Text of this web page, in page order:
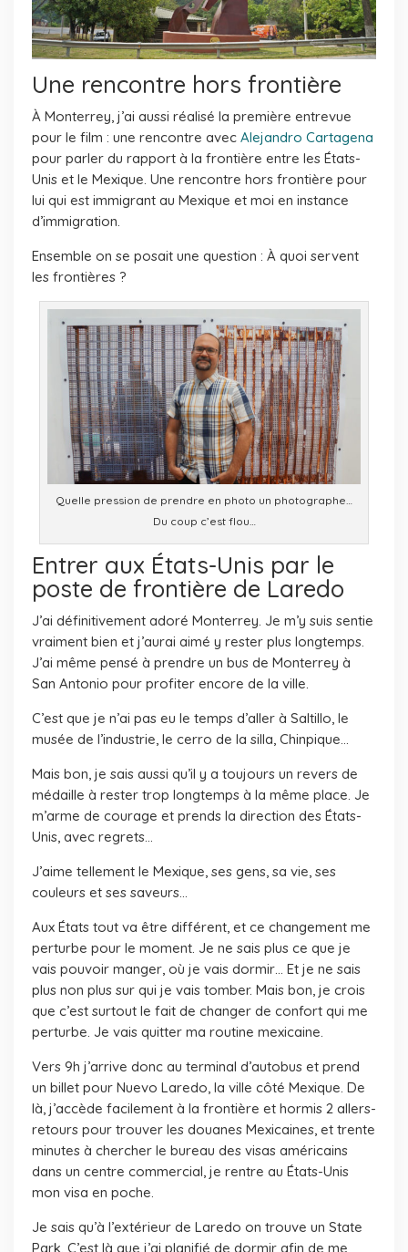
Une rencontre hors frontière
À Monterrey, j’ai aussi réalisé la première entrevue
pour le film : une rencontre avec Alejandro Cartagena
pour parler du rapport à la frontière entre les États-
Unis et le Mexique. Une rencontre hors frontière pour
lui qui est immigrant au Mexique et moi en instance
d’immigration.
Ensemble on se posait une question : À quoi servent
les frontières ?
Quelle pression de prendre en photo un photographe…
Du coup c’est flou…
Entrer aux États-Unis par le
poste de frontière de Laredo
J’ai définitivement adoré Monterrey. Je m’y suis sentie
vraiment bien et j’aurai aimé y rester plus longtemps.
J’ai même pensé à prendre un bus de Monterrey à
San Antonio pour profiter encore de la ville.
C’est que je n’ai pas eu le temps d’aller à Saltillo, le
musée de l’industrie, le cerro de la silla, Chinpique…
Mais bon, je sais aussi qu’il y a toujours un revers de
médaille à rester trop longtemps à la même place. Je
m’arme de courage et prends la direction des États-
Unis, avec regrets…
J’aime tellement le Mexique, ses gens, sa vie, ses
couleurs et ses saveurs…
Aux États tout va être différent, et ce changement me
perturbe pour le moment. Je ne sais plus ce que je
vais pouvoir manger, où je vais dormir… Et je ne sais
plus non plus sur qui je vais tomber. Mais bon, je crois
que c’est surtout le fait de changer de confort qui me
perturbe. Je vais quitter ma routine mexicaine.
Vers 9h j’arrive donc au terminal d’autobus et prend
un billet pour Nuevo Laredo, la ville côté Mexique. De
là, j’accède facilement à la frontière et hormis 2 allers-
retours pour trouver les douanes Mexicaines, et trente
minutes à chercher le bureau des visas américains
dans un centre commercial, je rentre au États-Unis
mon visa en poche.
Je sais qu’à l’extérieur de Laredo on trouve un State
Park. C’est là que j’ai planifié de dormir afin de me